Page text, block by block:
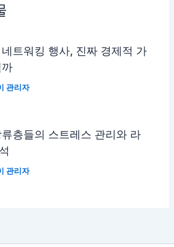
트워킹 행사, 진짜 경제적 가
관리자
층들의 스트레스 관리와 라
관리자